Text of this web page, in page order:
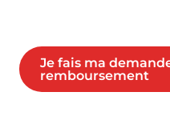
Je fais ma
remboursement